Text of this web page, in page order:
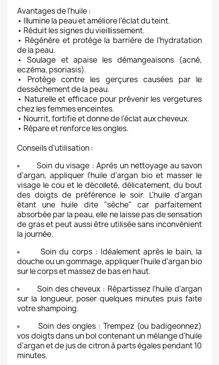
Avantages de l'huile :
• Illumine la peau et améliore l’éclat du teint.
• Réduit les signes du vieillissement.
• Régénère et protège la barrière de l’hydratation
de la peau.
• Soulage et apaise les démangeaisons (acné,
eczéma, psoriasis).
• Protège contre les gerçures causées par le
dessèchement de la peau.
• Naturelle et efficace pour prévenir les vergetures
chez les femmes enceintes.
• Nourrit, fortifie et donne de l’éclat aux cheveux.
• Répare et renforce les ongles.
Conseils d'utilisation :
Soin du visage : Après un nettoyage au savon
d'argan, appliquer l'huile d'argan bio et masser le
visage le cou et le décolleté, délicatement, du bout
des doigts de préférence le soir. L'huile d'argan
étant une huile dite "sèche" car parfaitement
absorbée par la peau, elle ne laisse pas de sensation
de gras et peut aussi être utilisée sans inconvénient
la journée.
Soin du corps : Idéalement après le bain, la
douche ou un gommage, appliquer l'huile d'argan bio
sur le corps et massez de bas en haut.
Soin des cheveux : Répartissez l'huile d'argan
sur la longueur, poser quelques minutes puis faite
votre shampoing.
Soin des ongles : Trempez (ou badigeonnez)
vos doigts dans un bol contenant un mélange d'huile
d'argan et de jus de citron à parts égales pendant 10
minutes.